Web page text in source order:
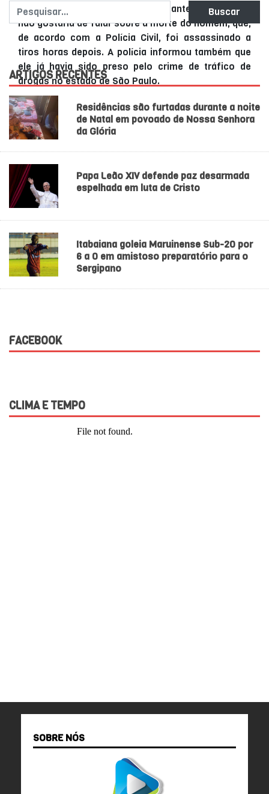
Ela afirmou, ainda, que está bastante assustada e
não gostaria de falar sobre a morte do homem, que,
de acordo com a Polícia Civil, foi assassinado a
tiros horas depois. A polícia informou também que
ele já havia sido preso pelo crime de tráfico de
drogas no estado de São Paulo.
Buscar
ARTIGOS RECENTES
Residências são furtadas durante a noite
de Natal em povoado de Nossa Senhora
da Glória
Papa Leão XIV defende paz desarmada
espelhada em luta de Cristo
Itabaiana goleia Maruinense Sub-20 por
6 a 0 em amistoso preparatório para o
Sergipano
FACEBOOK
CLIMA E TEMPO
SOBRE NÓS